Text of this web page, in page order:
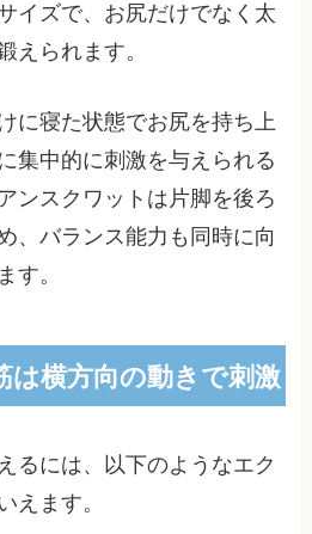
イズで、お尻だけでなく太
えられます。
に寝た状態でお尻を持ち上
集中的に刺激を与えられる
ンスクワットは片脚を後ろ
、バランス能力も同時に向
す。
は横方向の動きで刺激
るには、以下のようなエク
えます。